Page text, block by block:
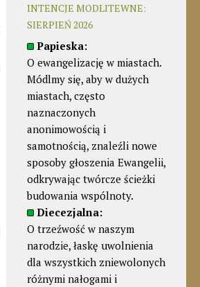
INTENCJE MODLITEWNE:
SIERPIEŃ 2026
Papieska:
O ewangelizację w miastach.
Módlmy się, aby w dużych
miastach, często
naznaczonych
anonimowością i
samotnością, znaleźli nowe
sposoby głoszenia Ewangelii,
odkrywając twórcze ścieżki
budowania wspólnoty.
Diecezjalna:
O trzeźwość w naszym
narodzie, łaskę uwolnienia
dla wszystkich zniewolonych
różnymi nałogami i